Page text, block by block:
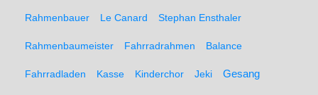
Rahmenbauer Le Canard Stephan Ensthaler
Rahmenbaumeister Fahrradrahmen Balance
Fahrradladen Kasse Kinderchor Jeki Gesang